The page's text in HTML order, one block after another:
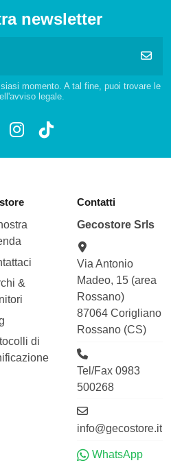
newsletter
momento. A tal fine, puoi trovare le
legale.
&
di
Contatti
Gecostore Srls
Via Antonio
Madeo, 15 (area
Rossano)
87064 Corigliano
Rossano (CS)
Tel/Fax 0983
500268
info@gecostore.it
WhatsApp